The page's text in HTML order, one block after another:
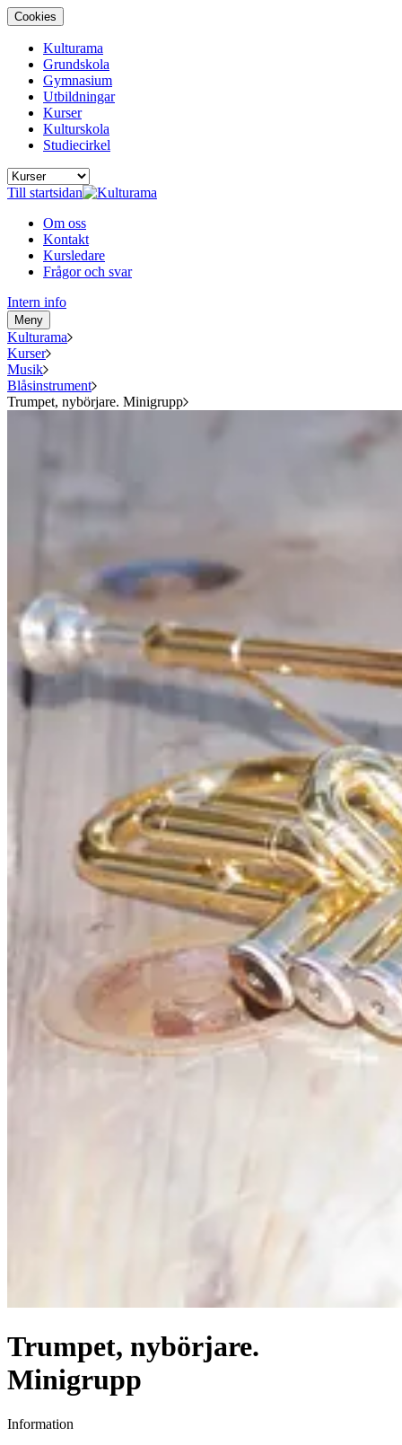
Cookies
Kulturama
Grundskola
Gymnasium
Utbildningar
Kurser
Kulturskola
Studiecirkel
Till startsidan
Om oss
Kontakt
Kursledare
Frågor och svar
Intern info
Meny
Kulturama
Kurser
Musik
Blåsinstrument
Trumpet, nybörjare. Minigrupp
Trumpet, nybörjare.
Minigrupp
Information